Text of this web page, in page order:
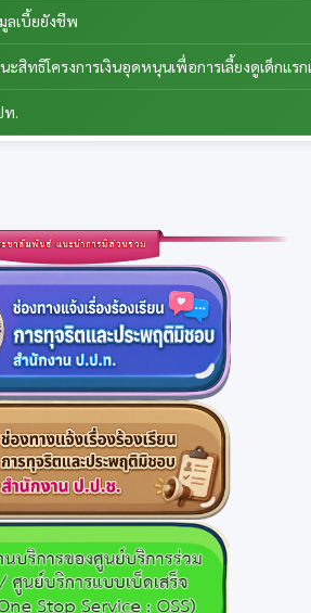
ลเบี้ยยังชีพ
สิทธิโครงการเงินอุดหนุนเพื่อการเลี้ยงดูเด็กแรก
ท.